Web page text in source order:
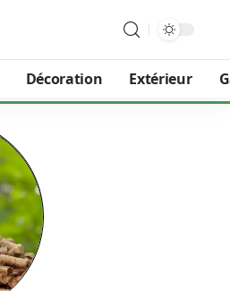
Décoration Extérieur